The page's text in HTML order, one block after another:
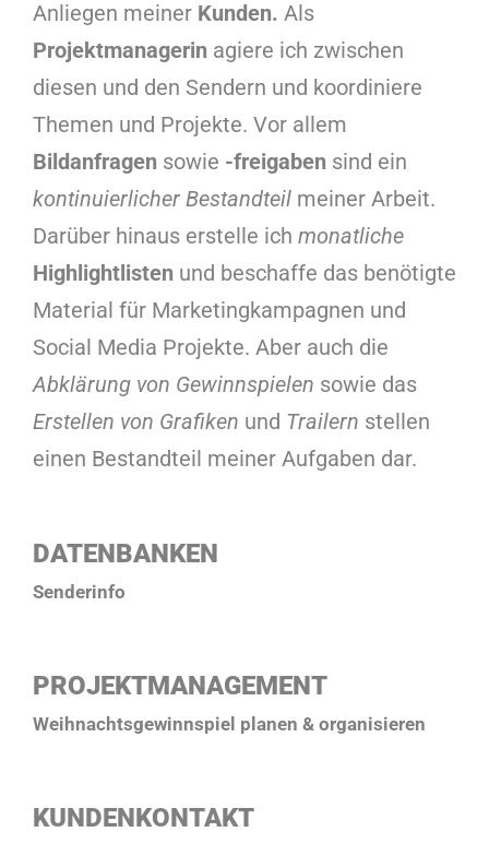
Anliegen meiner Kunden. Als
Projektmanagerin agiere ich zwischen
diesen und den Sendern und koordiniere
Themen und Projekte. Vor allem
Bildanfragen sowie -freigaben sind ein
kontinuierlicher Bestandteil meiner Arbeit.
Darüber hinaus erstelle ich monatliche
Highlightlisten und beschaffe das benötigte
Material für Marketingkampagnen und
Social Media Projekte. Aber auch die
Abklärung von Gewinnspielen sowie das
Erstellen von Grafiken und Trailern stellen
einen Bestandteil meiner Aufgaben dar.
DATENBANKEN
Senderinfo
PROJEKTMANAGEMENT
Weihnachtsgewinnspiel planen & organisieren
KUNDENKONTAKT